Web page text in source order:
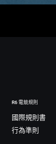
R6 電競規則
國際規則書
行為準則